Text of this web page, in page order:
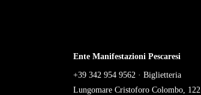
Ente Manifestazioni Pescaresi
+39 342 954 9562 · Biglietteria
Lungomare Cristoforo Colombo, 122